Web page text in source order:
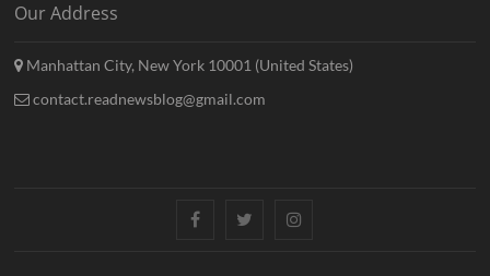
Our Address
Manhattan City, New York 10001 (United States)
contact.readnewsblog@gmail.com
FacebookTwitterInstagram